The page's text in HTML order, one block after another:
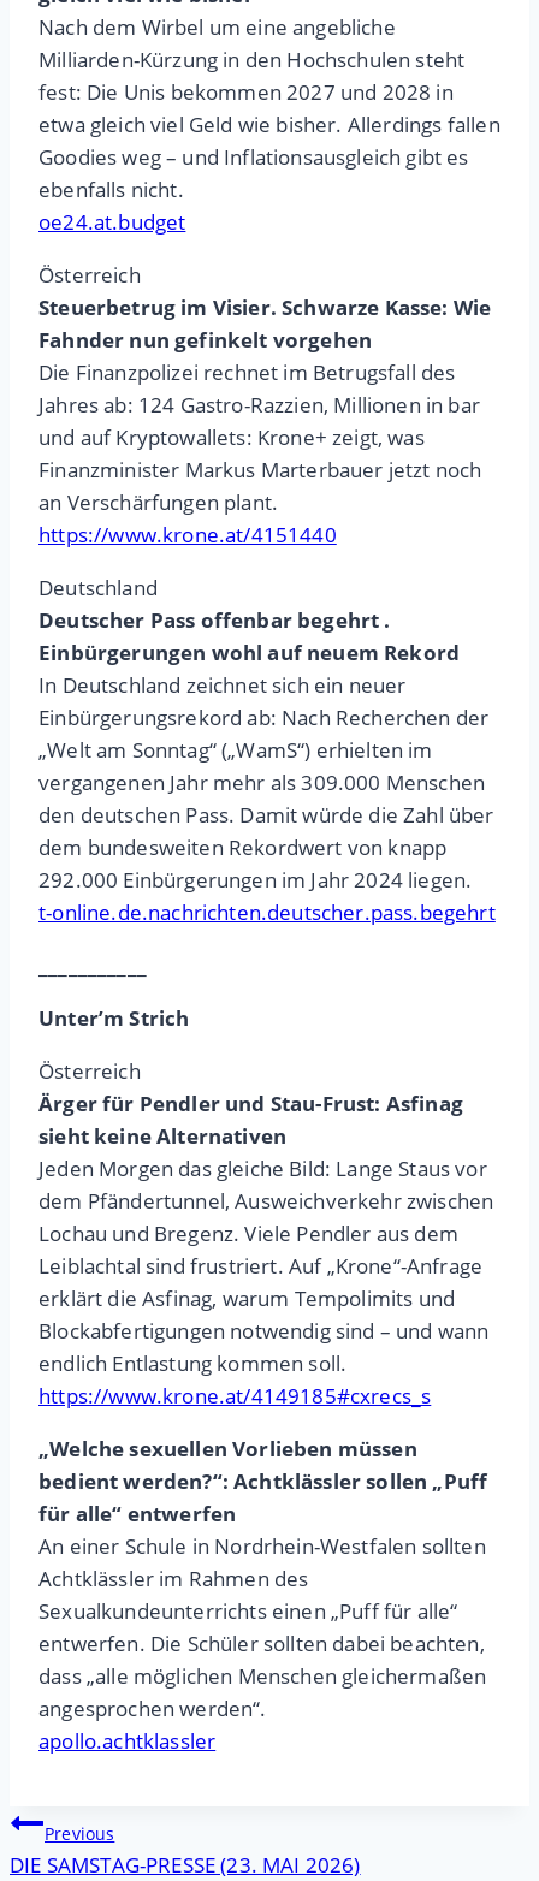
Nach dem Wirbel um eine angebliche
Milliarden-Kürzung in den Hochschulen steht
fest: Die Unis bekommen 2027 und 2028 in
etwa gleich viel Geld wie bisher. Allerdings fallen
Goodies weg – und Inflationsausgleich gibt es
ebenfalls nicht.
oe24.at.budget
Österreich
Steuerbetrug im Visier. Schwarze Kasse: Wie
Fahnder nun gefinkelt vorgehen
Die Finanzpolizei rechnet im Betrugsfall des
Jahres ab: 124 Gastro-Razzien, Millionen in bar
und auf Kryptowallets: Krone+ zeigt, was
Finanzminister Markus Marterbauer jetzt noch
an Verschärfungen plant.
https://www.krone.at/4151440
Deutschland
Deutscher Pass offenbar begehrt .
Einbürgerungen wohl auf neuem Rekord
In Deutschland zeichnet sich ein neuer
Einbürgerungsrekord ab: Nach Recherchen der
„Welt am Sonntag“ („WamS“) erhielten im
vergangenen Jahr mehr als 309.000 Menschen
den deutschen Pass. Damit würde die Zahl über
dem bundesweiten Rekordwert von knapp
292.000 Einbürgerungen im Jahr 2024 liegen.
t-online.de.nachrichten.deutscher.pass.begehrt
Unter’m Strich
Österreich
Ärger für Pendler und Stau-Frust: Asfinag
sieht keine Alternativen
Jeden Morgen das gleiche Bild: Lange Staus vor
dem Pfändertunnel, Ausweichverkehr zwischen
Lochau und Bregenz. Viele Pendler aus dem
Leiblachtal sind frustriert. Auf „Krone“-Anfrage
erklärt die Asfinag, warum Tempolimits und
Blockabfertigungen notwendig sind – und wann
endlich Entlastung kommen soll.
https://www.krone.at/4149185#cxrecs_s
„Welche sexuellen Vorlieben müssen
bedient werden?“: Achtklässler sollen „Puff
für alle“ entwerfen
An einer Schule in Nordrhein-Westfalen sollten
Achtklässler im Rahmen des
Sexualkundeunterrichts einen „Puff für alle“
entwerfen. Die Schüler sollten dabei beachten,
dass „alle möglichen Menschen gleichermaßen
angesprochen werden“.
apollo.achtklassler
Beitragsnavigation
Previous
DIE SAMSTAG-PRESSE (23. MAI 2026)